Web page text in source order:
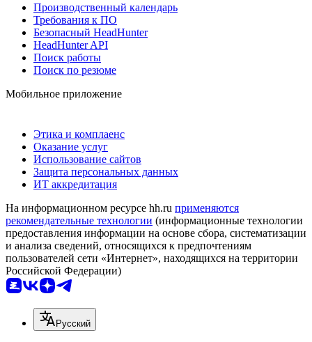
Производственный календарь
Требования к ПО
Безопасный HeadHunter
HeadHunter API
Поиск работы
Поиск по резюме
Мобильное приложение
Этика и комплаенс
Оказание услуг
Использование сайтов
Защита персональных данных
ИТ аккредитация
На информационном ресурсе hh.ru применяются
рекомендательные технологии (информационные технологии
предоставления информации на основе сбора, систематизации
и анализа сведений, относящихся к предпочтениям
пользователей сети «Интернет», находящихся на территории
Российской Федерации)
Русский